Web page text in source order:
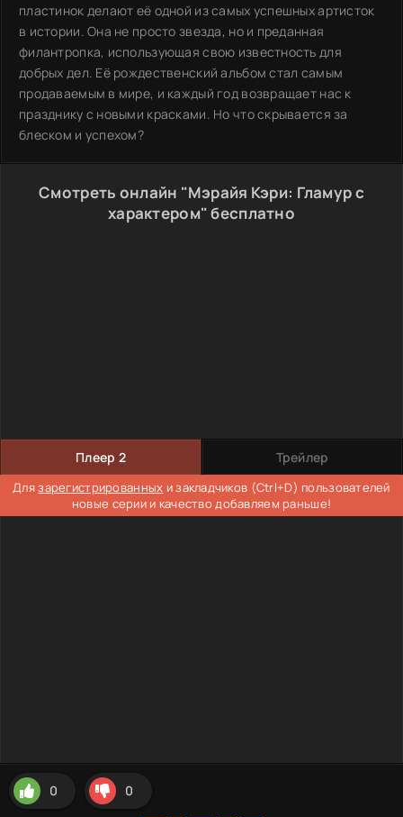
пластинок делают её одной из самых успешных артисток
в истории. Она не просто звезда, но и преданная
филантропка, использующая свою известность для
добрых дел. Её рождественский альбом стал самым
продаваемым в мире, и каждый год возвращает нас к
празднику с новыми красками. Но что скрывается за
блеском и успехом?
Смотреть онлайн "Мэрайя Кэри: Гламур с
характером" бесплатно
Плеер 2 Трейлер
Длязарегистрированных и закладчиков (Ctrl+D) пользователей
новые серии и качество добавляем раньше!
0 0